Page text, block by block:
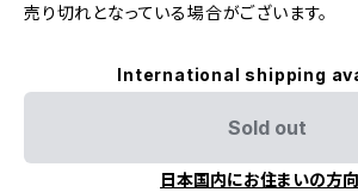
売り切れとなっている場合がございます。
International shipping
Sold out
日本国内にお住まいの方